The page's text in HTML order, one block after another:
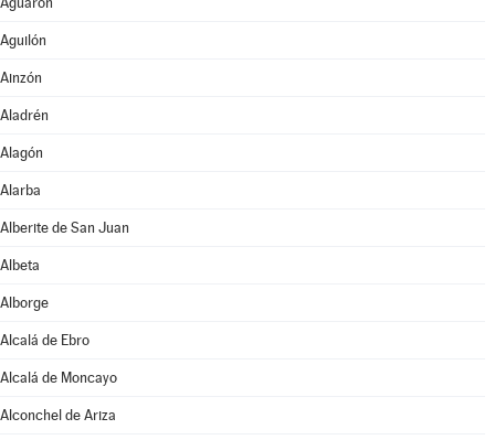
Aguilón
Ainzón
Aladrén
Alagón
Alarba
Alberite de San Juan
Albeta
Alborge
Alcalá de Ebro
Alcalá de Moncayo
Alconchel de Ariza